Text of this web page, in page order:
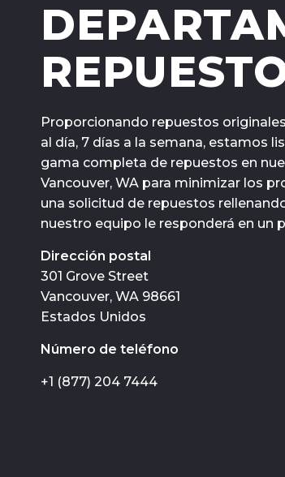
Proporcionando repuestos
al día, 7 días a la semana, estamos
gama completa de repuestos en
Vancouver, WA para minimizar los
una solicitud de repuestos
nuestro equipo le responderá en un
Dirección postal
301 Grove Street
Vancouver, WA 98661
Estados Unidos
Número de teléfono
+1 (877) 204 7444